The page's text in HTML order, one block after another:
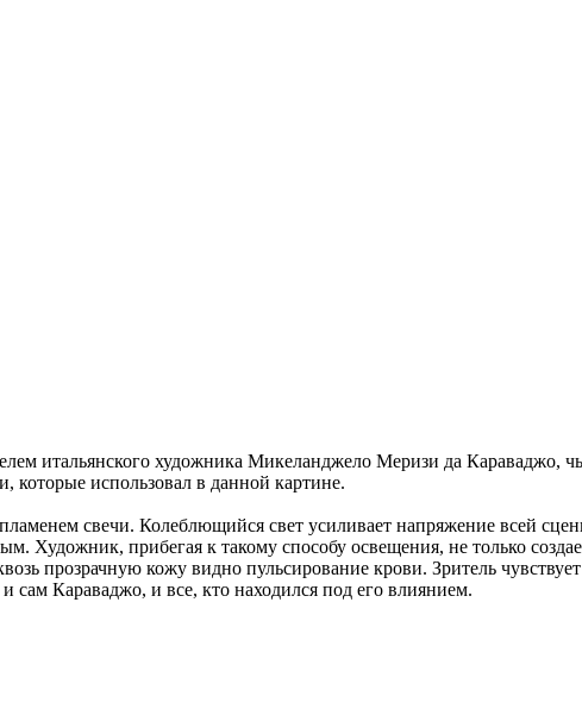
итальянского художника Микеланджело Меризи да Караваджо,
которые использовал в данной картине.
свечи. Колеблющийся свет усиливает напряжение всей
Художник, прибегая к такому способу освещения, не только
прозрачную кожу видно пульсирование крови. Зритель
сам Караваджо, и все, кто находился под его влиянием.